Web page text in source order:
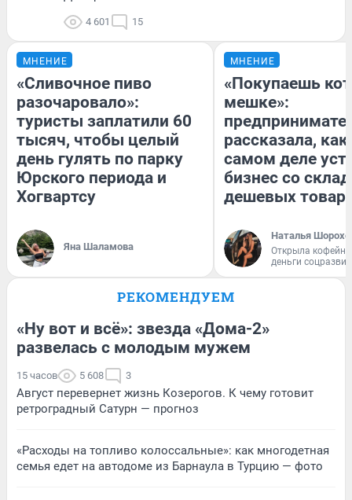
4 601 15
МНЕНИЕ
«Сливочное пиво
разочаровало»:
туристы заплатили 60
тысяч, чтобы целый
день гулять по парку
Юрского периода и
Хогвартсу
Яна Шаламова
МНЕНИЕ
«Покупаешь
мешке»:
рассказала, как
самом деле
бизнес со
дешевых
Наталья
Открыла
деньги
РЕКОМЕНДУЕМ
«Ну вот и всё»: звезда «Дома-2»
развелась с молодым мужем
15 часов 5 608 3
Август перевернет жизнь Козерогов. К чему готовит
ретроградный Сатурн — прогноз
«Расходы на топливо колоссальные»: как многодетная
семья едет на автодоме из Барнаула в Турцию — фото